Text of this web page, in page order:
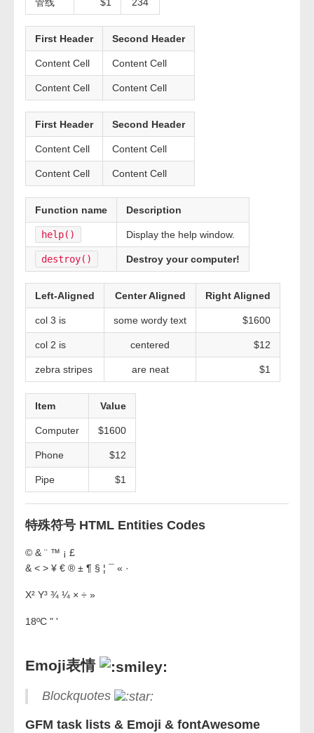
First Header Second Header
Content Cell Content Cell
Content Cell Content Cell
First Header Second Header
Content Cell Content Cell
Content Cell Content Cell
Function name Description
help() Display the help window.
destroy() Destroy your computer!
Left-Aligned Center Aligned Right Aligned
col 3 is some wordy text $1600
col 2 is centered $12
zebra stripes are neat $1
Item Value
Computer $1600
Phone $12
Pipe $1
特殊符号 HTML Entities Codes
© & ¨ ™ ¡ £
& < > ¥ € ® ± ¶ § ¦ ¯ « ·
X² Y³ ¾ ¼ × ÷ »
18ºC " '
Emoji表情
Blockquotes
GFM task lists & Emoji & fontAwesome